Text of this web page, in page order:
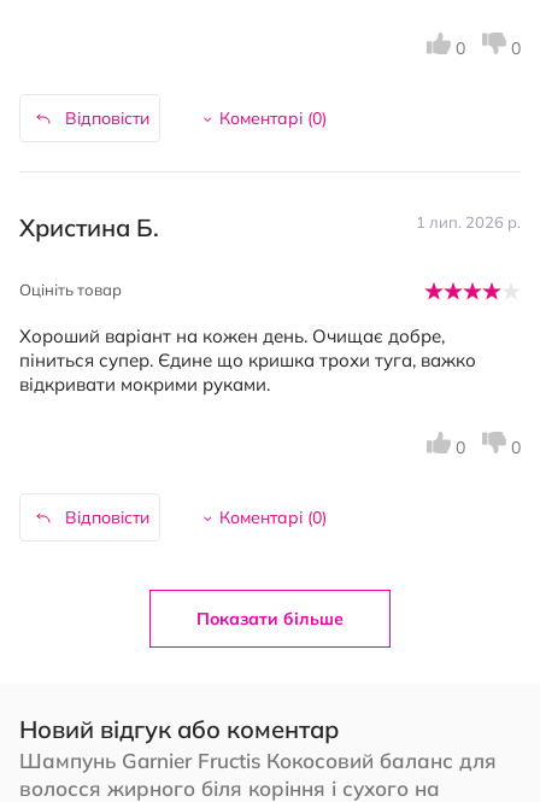
Відповісти Коментарі (0)
0 0
Христина Б. 1 лип. 2026 р.
Оцініть товар
Хороший варіант на кожен день. Очищає добре,
піниться супер. Єдине що кришка трохи туга, важко
відкривати мокрими руками.
Відповісти Коментарі (0)
0 0
Показати більше
Новий відгук або коментар
Шампунь Garnier Fructis Кокосовий баланс для
волосся жирного біля коріння і сухого на